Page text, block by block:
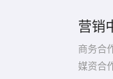
营销
商务合
媒资合